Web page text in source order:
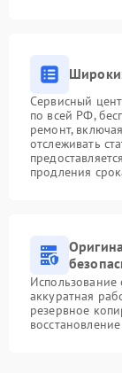
Сервисный
по всей РФ,
ремонт,
отслеживать
продления
аккуратная
резервное